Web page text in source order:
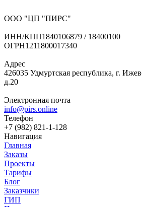
ООО "ЦП "ПИРС"
ИНН/КПП1840106879 / 18400100
ОГРН1211800017340
Адрес
426035 Удмуртская республика, г.
д.20
Электронная почта
info@pirs.online
Телефон
+7 (982) 821-1-128
Навигация
Главная
Заказы
Проекты
Тарифы
Блог
Заказчики
ГИП